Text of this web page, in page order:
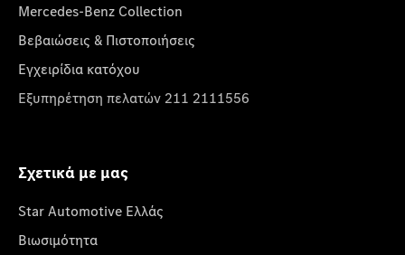
Mercedes-Benz Collection
Βεβαιώσεις & Πιστοποιήσεις
Εγχειρίδια κατόχου
Εξυπηρέτηση πελατών 211 2111556
Σχετικά με μας
Star Automotive Ελλάς
Βιωσιμότητα